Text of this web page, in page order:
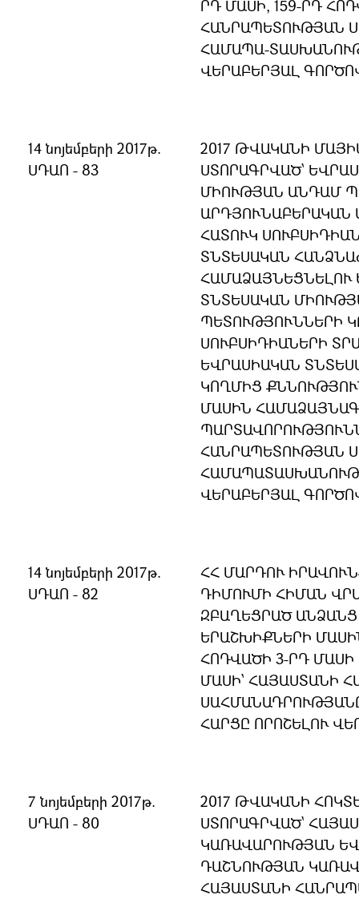
ՐԴ ՄԱՍԻ, 159-ՐԴ
ՀԱՆՐԱՊԵՏՈՒԹՅԱՆ
ՀԱՄԱՊԱ-
ՎԵՐԱԲԵՐՅԱԼ
14 նոյեմբերի 2017թ.
ՍԴԱՈ - 83
2017 ԹՎԱԿԱՆԻ
ՍՏՈՐԱԳՐՎԱԾ՝
ՄԻՈՒԹՅԱՆ ԱՆԴԱՄ
ՀԱՏՈՒԿ
ՏՆՏԵՍԱԿԱՆ
ՀԱՄԱՁԱՅՆԵՑՆԵԼՈՒ
ՏՆՏԵՍԱԿԱՆ
ՊԵՏՈՒԹՅՈՒՆՆԵՐԻ
ՍՈՒԲՍԻԴԻԱՆԵՐԻ
ԵՎՐԱՍԻԱԿԱՆ
ԿՈՂՄԻՑ
ՄԱՍԻՆ
ՀԱՆՐԱՊԵՏՈՒԹՅԱՆ
ՎԵՐԱԲԵՐՅԱԼ
14 նոյեմբերի 2017թ.
ՍԴԱՈ - 82
ՀՀ ՄԱՐԴՈՒ
ԴԻՄՈՒՄԻ ՀԻՄԱՆ
ԶԲԱՂԵՑՐԱԾ
ԵՐԱՇԽԻՔՆԵՐԻ
ՀՈԴՎԱԾԻ 3-ՐԴ
ՄԱՍԻ՝ ՀԱՅԱՍՏԱՆԻ
ՀԱՐՑԸ ՈՐՈՇԵԼՈՒ
7 նոյեմբերի 2017թ.
ՍԴԱՈ - 80
2017 ԹՎԱԿԱՆԻ
ՍՏՈՐԱԳՐՎԱԾ`
ԿԱՌԱՎԱՐՈՒԹՅԱՆ
ԴԱՇՆՈՒԹՅԱՆ
ՀԱՅԱՍՏԱՆԻ